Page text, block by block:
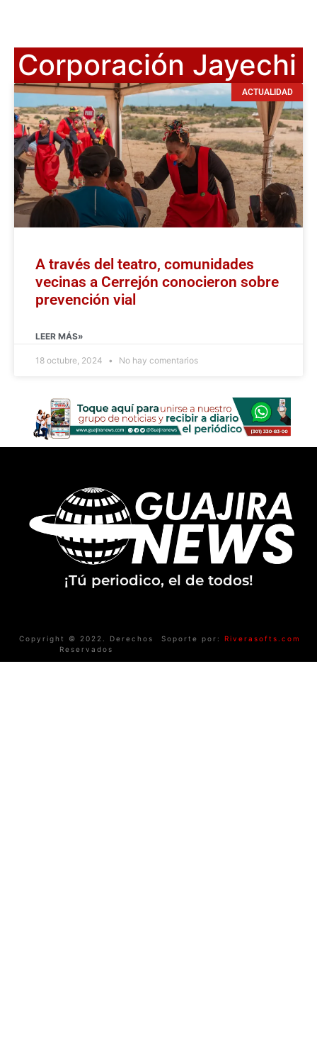
Corporación Jayechi
ACTUALIDAD
A través del teatro, comunidades
vecinas a Cerrejón conocieron sobre
prevención vial
LEER MÁS»
18 octubre, 2024 No hay comentarios
¡Tú periodico, el de todos!
Copyright © 2022. Derechos
Reservados
Soporte por: Riverasofts.com